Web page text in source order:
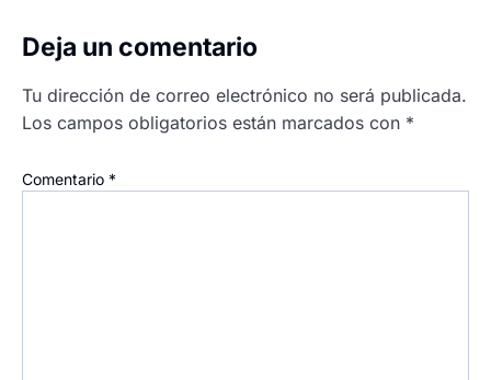
Deja un comentario
Tu dirección de correo electrónico no será publicada.
Los campos obligatorios están marcados con *
Comentario *